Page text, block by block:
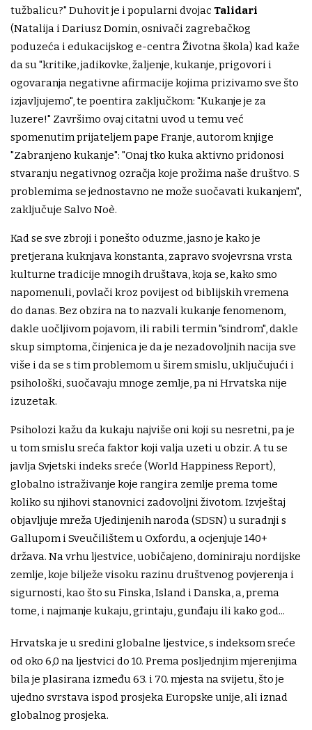
tužbalicu?" Duhovit je i popularni dvojac Talidari
(Natalija i Dariusz Domin, osnivači zagrebačkog
poduzeća i edukacijskog e-centra Životna škola) kad kaže
da su "kritike, jadikovke, žaljenje, kukanje, prigovori i
ogovaranja negativne afirmacije kojima prizivamo sve što
izjavljujemo", te poentira zaključkom: "Kukanje je za
luzere!" Završimo ovaj citatni uvod u temu već
spomenutim prijateljem pape Franje, autorom knjige
"Zabranjeno kukanje": "Onaj tko kuka aktivno pridonosi
stvaranju negativnog ozračja koje prožima naše društvo. S
problemima se jednostavno ne može suočavati kukanjem",
zaključuje Salvo Noè.
Kad se sve zbroji i ponešto oduzme, jasno je kako je
pretjerana kuknjava konstanta, zapravo svojevrsna vrsta
kulturne tradicije mnogih društava, koja se, kako smo
napomenuli, povlači kroz povijest od biblijskih vremena
do danas. Bez obzira na to nazvali kukanje fenomenom,
dakle uočljivom pojavom, ili rabili termin "sindrom", dakle
skup simptoma, činjenica je da je nezadovoljnih nacija sve
više i da se s tim problemom u širem smislu, uključujući i
psihološki, suočavaju mnoge zemlje, pa ni Hrvatska nije
izuzetak.
Psiholozi kažu da kukaju najviše oni koji su nesretni, pa je
u tom smislu sreća faktor koji valja uzeti u obzir. A tu se
javlja Svjetski indeks sreće (World Happiness Report),
globalno istraživanje koje rangira zemlje prema tome
koliko su njihovi stanovnici zadovoljni životom. Izvještaj
objavljuje mreža Ujedinjenih naroda (SDSN) u suradnji s
Gallupom i Sveučilištem u Oxfordu, a ocjenjuje 140+
država. Na vrhu ljestvice, uobičajeno, dominiraju nordijske
zemlje, koje bilježe visoku razinu društvenog povjerenja i
sigurnosti, kao što su Finska, Island i Danska, a, prema
tome, i najmanje kukaju, grintaju, gunđaju ili kako god...
Hrvatska je u sredini globalne ljestvice, s indeksom sreće
od oko 6,0 na ljestvici do 10. Prema posljednjim mjerenjima
bila je plasirana između 63. i 70. mjesta na svijetu, što je
ujedno svrstava ispod prosjeka Europske unije, ali iznad
globalnog prosjeka.